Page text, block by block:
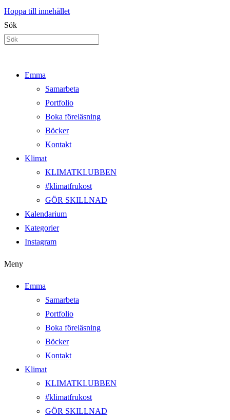
Hoppa till innehållet
Sök
Emma
Samarbeta
Portfolio
Boka föreläsning
Böcker
Kontakt
Klimat
KLIMATKLUBBEN
#klimatfrukost
GÖR SKILLNAD
Kalendarium
Kategorier
Instagram
Meny
Emma
Samarbeta
Portfolio
Boka föreläsning
Böcker
Kontakt
Klimat
KLIMATKLUBBEN
#klimatfrukost
GÖR SKILLNAD